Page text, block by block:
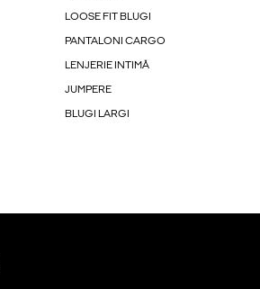
LOOSE FIT BLUGI
PANTALONI CARGO
LENJERIE INTIMĂ
JUMPERE
BLUGI LARGI